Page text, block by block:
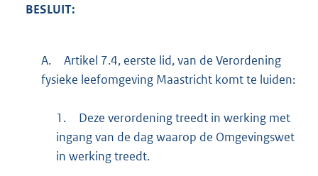
BESLUIT:
A.
Artikel 7.4, eerste lid, van de Verordening
fysieke leefomgeving Maastricht komt te luiden:
1.
Deze verordening treedt in werking met
ingang van de dag waarop de Omgevingswet
in werking treedt.